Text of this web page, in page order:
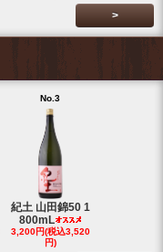
>
No.3
紀土 山田錦50 1
800mL
3,200円(税込3,520
円)